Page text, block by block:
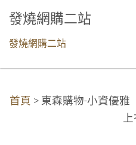
發燒網購二站
發燒網購二站
首頁 > 東森購物-小資優雅
上